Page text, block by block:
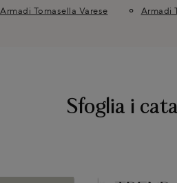
Armadi Tomasella Varese Armadi
Sfoglia i